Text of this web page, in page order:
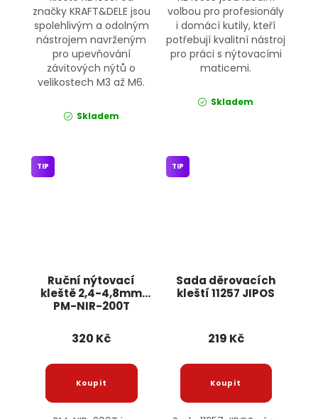
značky KRAFT&DELE jsou
spolehlivým a odolným
nástrojem navrženým
pro upevňování
závitových nýtů o
velikostech M3 až M6.
Skladem
volbou pro profesionály
i domácí kutily, kteří
potřebují kvalitní nástroj
pro práci s nýtovacími
maticemi.
Skladem
Ruční nýtovací
kleště 2,4-4,8mm
PM-NIR-200T
TIP
320 Kč
Sada děrovacích
kleští 11257 JIPOS
TIP
219 Kč